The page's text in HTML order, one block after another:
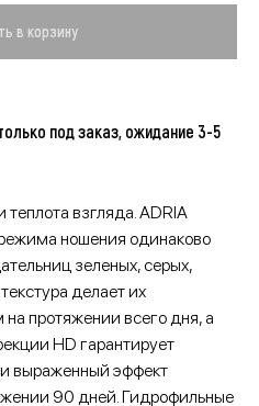
в корзину
под заказ, ожидание 3-5
теплота взгляда. ADRIA
ношения одинаково
зеленых, серых,
делает их
протяжении всего дня, а
HD гарантирует
выраженный эффект
90 дней. Гидрофильные